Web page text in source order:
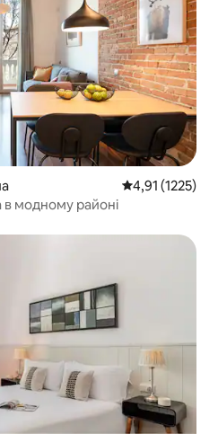
Середня
4,91 (1225)
в модному районі